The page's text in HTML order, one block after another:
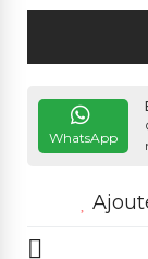
WhatsApp